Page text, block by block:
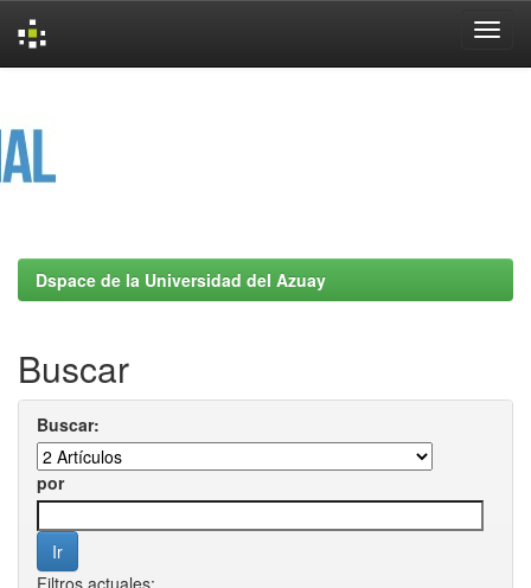
Dspace de la Universidad del Azuay
Buscar
Buscar:
por
Filtros actuales: